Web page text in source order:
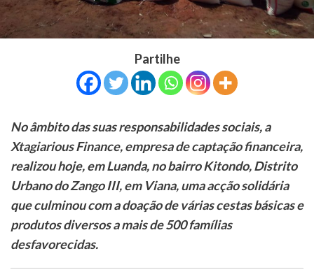
Partilhe
No âmbito das suas responsabilidades sociais, a
Xtagiarious Finance, empresa de captação financeira,
realizou hoje, em Luanda, no bairro Kitondo, Distrito
Urbano do Zango III, em Viana, uma acção solidária
que culminou com a doação de várias cestas básicas e
produtos diversos a mais de 500 famílias
desfavorecidas.